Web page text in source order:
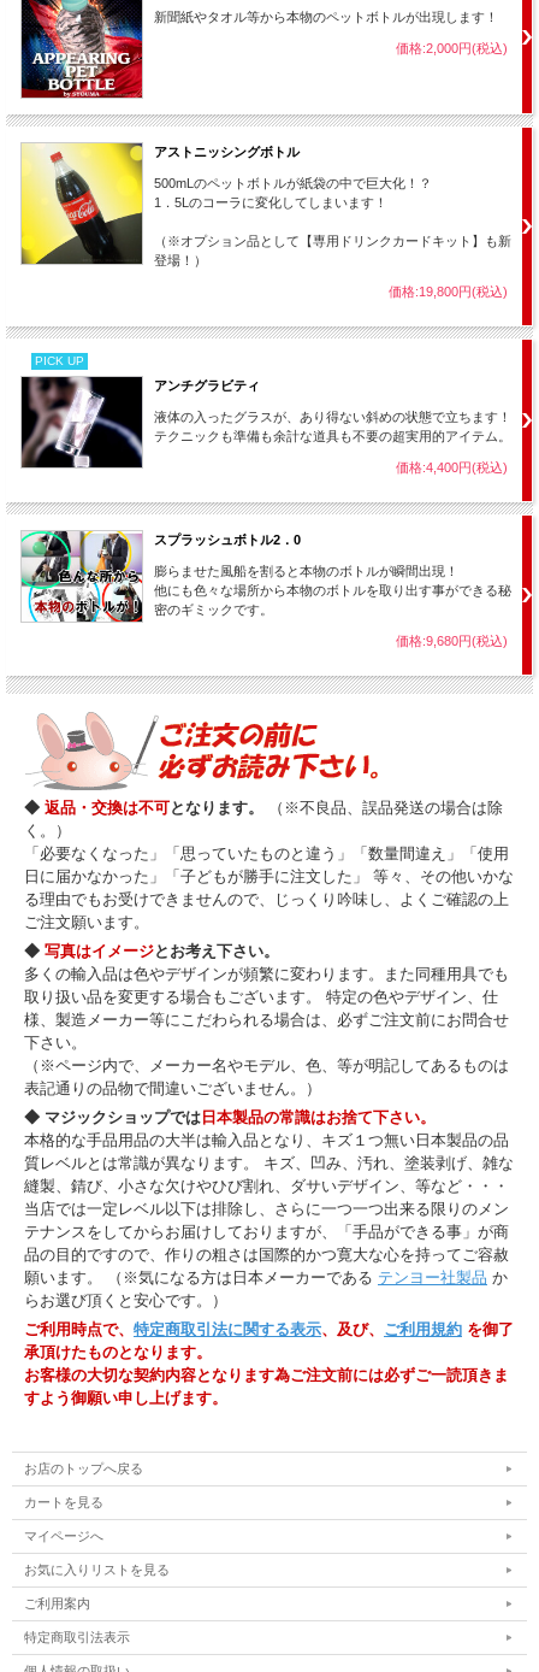
新聞紙やタオル等から本物のペットボトルが出現します！
価格:2,000円(税込)
アストニッシングボトル
500mLのペットボトルが紙袋の中で巨大化！？
1．5Lのコーラに変化してしまいます！
（※オプション品として【専用ドリンクカードキット】も新
登場！）
価格:19,800円(税込)
PICK UP
アンチグラビティ
液体の入ったグラスが、あり得ない斜めの状態で立ちます！
テクニックも準備も余計な道具も不要の超実用的アイテム。
価格:4,400円(税込)
スプラッシュボトル2．0
膨らませた風船を割ると本物のボトルが瞬間出現！
他にも色々な場所から本物のボトルを取り出す事ができる秘
密のギミックです。
価格:9,680円(税込)
◆ 返品・交換は不可となります。
（※不良品、誤品発送の場合は除
く。）
「必要なくなった」「思っていたものと違う」「数量間違え」「使用
日に届かなかった」「子どもが勝手に注文した」 等々、その他いかな
る理由でもお受けできませんので、じっくり吟味し、よくご確認の上
ご注文願います。
◆ 写真はイメージとお考え下さい。
多くの輸入品は色やデザインが頻繁に変わります。また同種用具でも
取り扱い品を変更する場合もございます。 特定の色やデザイン、仕
様、製造メーカー等にこだわられる場合は、必ずご注文前にお問合せ
下さい。
（※ページ内で、メーカー名やモデル、色、等が明記してあるものは
表記通りの品物で間違いございません。）
◆ マジックショップでは 日本製品の常識はお捨て下さい。
本格的な手品用品の大半は輸入品となり、キズ１つ無い日本製品の品
質レベルとは常識が異なります。 キズ、凹み、汚れ、塗装剥げ、雑な
縫製、錆び、小さな欠けやひび割れ、ダサいデザイン、等など・・・
当店では一定レベル以下は排除し、さらに一つ一つ出来る限りのメン
テナンスをしてからお届けしておりますが、「手品ができる事」が商
品の目的ですので、作りの粗さは国際的かつ寛大な心を持ってご容赦
願います。 （※気になる方は日本メーカーである テンヨー社製品 か
らお選び頂くと安心です。）
ご利用時点で、 特定商取引法に関する表示、及び、 ご利用規約 を御了
承頂けたものとなります。
お客様の大切な契約内容となります為ご注文前には必ずご一読頂きま
すよう御願い申し上げます。
お店のトップへ戻る
カートを見る
マイページへ
お気に入りリストを見る
ご利用案内
特定商取引法表示